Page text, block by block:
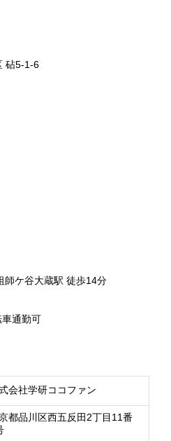
砧5-1-6
ケ谷大蔵駅 徒歩14分
通勤可
会社学研ココファン
都品川区西五反田2丁目11番